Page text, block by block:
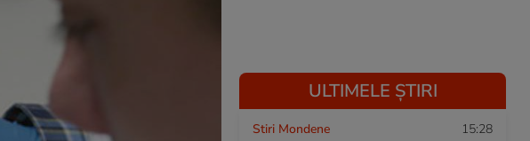
ULTIMELE ȘTIRI
Stiri Mondene 15:28